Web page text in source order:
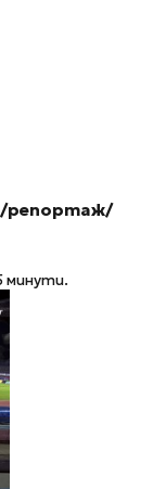
/репортаж/
минути.